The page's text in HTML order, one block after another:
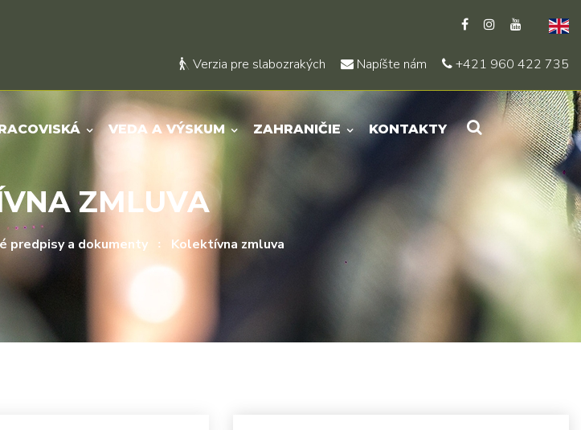
Verzia pre slabozrakých Napíšte nám +421 960 422 735
VEDA A VÝSKUM ZAHRANIČIE KONTAKTY
ZMLUVA
predpisy a dokumenty Kolektívna zmluva